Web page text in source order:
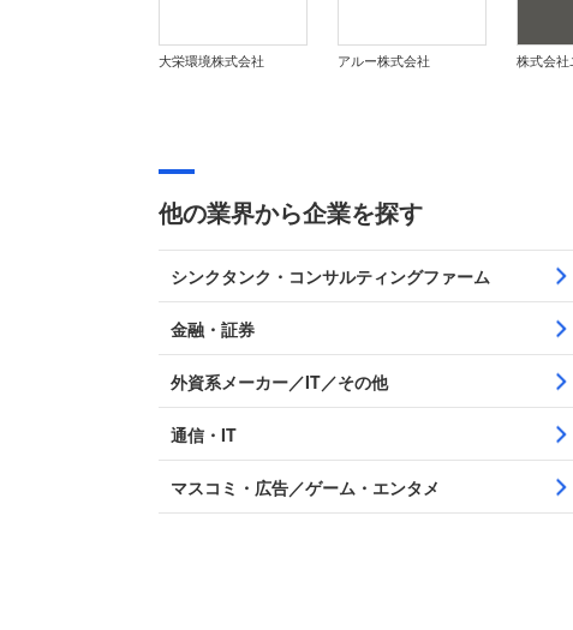
大栄環境株式会社 アルー株式会社
他の業界から企業を探す
シンクタンク・コンサルティングファーム
金融・証券
外資系メーカー／IT／その他
通信・IT
マスコミ・広告／ゲーム・エンタメ